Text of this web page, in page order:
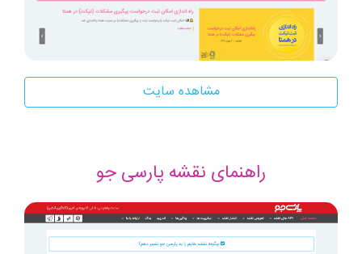
مشاهده سایت
راهنمای نقشه پارسی جو